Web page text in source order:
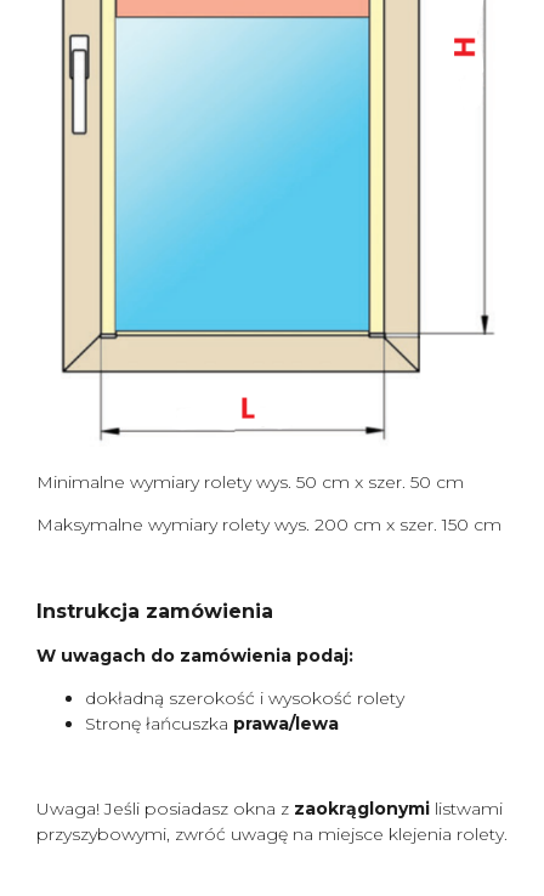
Minimalne wymiary rolety wys. 50 cm x szer. 50 cm
Maksymalne wymiary rolety wys. 200 cm x szer. 150 cm
Instrukcja zamówienia
W uwagach do zamówienia podaj:
dokładną szerokość i wysokość rolety
Stronę łańcuszka prawa/lewa
Uwaga! Jeśli posiadasz okna z zaokrąglonymi listwami
przyszybowymi, zwróć uwagę na miejsce klejenia rolety.